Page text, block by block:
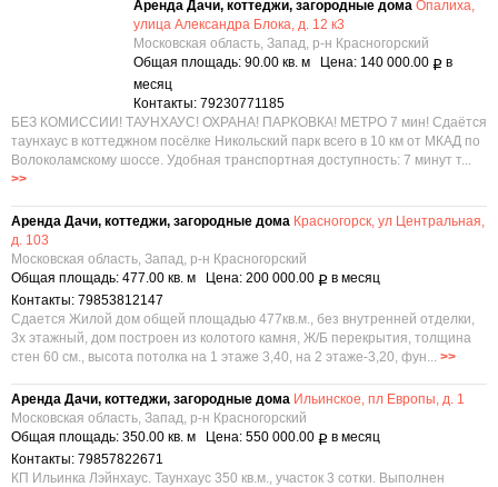
Аренда Дачи, коттеджи, загородные дома Опалиха,
улица Александра Блока, д. 12 к3
Московская область, Запад, р-н Красногорский
Общая площадь: 90.00 кв. м Цена: 140 000.00 Р в
месяц
Контакты: 79230771185
БЕЗ КОМИССИИ! ТАУНХАУС! ОХРАНА! ПАРКОВКА! МЕТРО 7 мин! Сдаётся
таунхаус в коттеджном посёлке Никольский парк всего в 10 км от МКАД по
Волоколамскому шоссе. Удобная транспортная доступность: 7 минут т...
>>
Аренда Дачи, коттеджи, загородные дома Красногорск, ул Центральная,
д. 103
Московская область, Запад, р-н Красногорский
Общая площадь: 477.00 кв. м Цена: 200 000.00 Р в месяц
Контакты: 79853812147
Сдается Жилой дом общей площадью 477кв.м., без внутренней отделки,
3х этажный, дом построен из колотого камня, Ж/Б перекрытия, толщина
стен 60 см., высота потолка на 1 этаже 3,40, на 2 этаже-3,20, фун... >>
Аренда Дачи, коттеджи, загородные дома Ильинское, пл Европы, д. 1
Московская область, Запад, р-н Красногорский
Общая площадь: 350.00 кв. м Цена: 550 000.00 Р в месяц
Контакты: 79857822671
КП Ильинка Лэйнхаус. Таунхаус 350 кв.м., участок 3 сотки. Выполнен